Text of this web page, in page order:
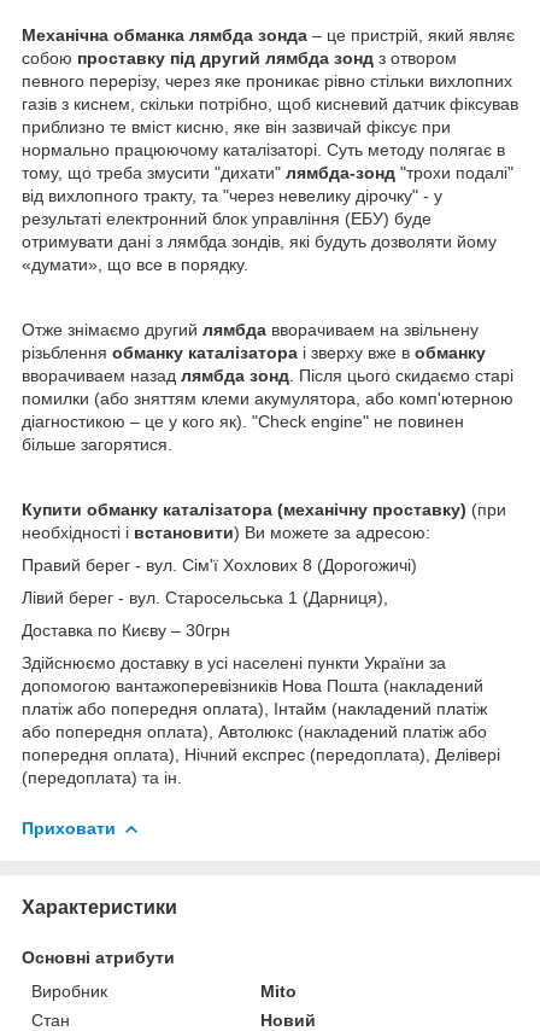
Механічна обманка лямбда зонда – це пристрій, який являє
собою проставку під другий лямбда зонд з отвором
певного перерізу, через яке проникає рівно стільки вихлопних
газів з киснем, скільки потрібно, щоб кисневий датчик фіксував
приблизно те вміст кисню, яке він зазвичай фіксує при
нормально працюючому каталізаторі. Суть методу полягає в
тому, що треба змусити "дихати" лямбда-зонд "трохи подалі"
від вихлопного тракту, та "через невелику дірочку" - у
результаті електронний блок управління (ЕБУ) буде
отримувати дані з лямбда зондів, які будуть дозволяти йому
«думати», що все в порядку.
Отже знімаємо другий лямбда вворачиваем на звільнену
різьблення обманку каталізатора і зверху вже в обманку
вворачиваем назад лямбда зонд . Після цього скидаємо старі
помилки (або зняттям клеми акумулятора, або комп'ютерною
діагностикою – це у кого як). "Check engine" не повинен
більше загорятися.
Купити обманку каталізатора (механічну проставку) (при
необхідності і встановити) Ви можете за адресою:
Правий берег - вул. Сім'ї Хохлових 8 (Дорогожичі)
Лівий берег - вул. Старосельська 1 (Дарниця),
Доставка по Києву – 30грн
Здійснюємо доставку в усі населені пункти України за
допомогою вантажоперевізників Нова Пошта (накладений
платіж або попередня оплата), Інтайм (накладений платіж
або попередня оплата), Автолюкс (накладений платіж або
попередня оплата), Нічний експрес (передоплата), Делівері
(передоплата) та ін.
Приховати
Характеристики
Основні атрибути
Виробник
Mito
Стан
Новий